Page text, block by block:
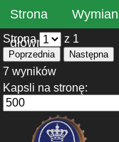
Strona
główna
Strona z 1
Poprzednia Następna
7 wyników
Kapsli na stronę: